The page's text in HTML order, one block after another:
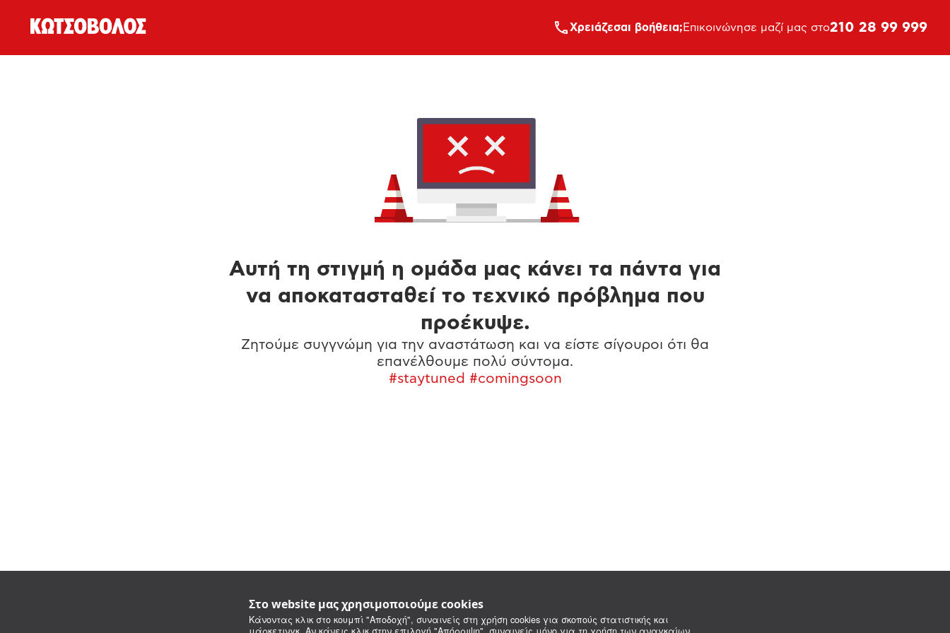
Στο website μας χρησιμοποιούμε cookies
Κάνοντας κλικ στο κουμπί "Αποδοχή", συναινείς στη χρήση cookies για σκοπούς στατιστικής και
Xρειάζεσαι βοήθεια; Επικοινώνησε μαζί μας στο210 28 99 999
Αυτή τη στιγμή η ομάδα μας κάνει τα πάντα για
να αποκατασταθεί το τεχνικό πρόβλημα που
προέκυψε.
Ζητούμε συγγνώμη για την αναστάτωση και να είστε σίγουροι ότι θα
επανέλθουμε πολύ σύντομα.
#staytuned #comingsoon